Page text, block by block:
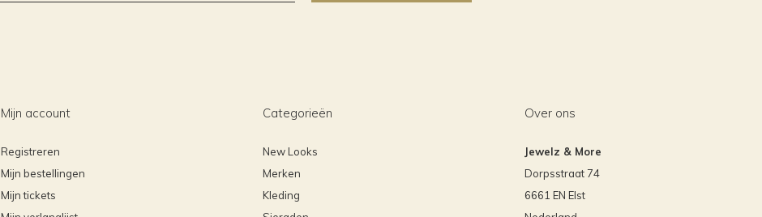
Mijn account
Registreren
Mijn bestellingen
Mijn tickets
Categorieën
New Looks
Merken
Kleding
Over ons
Jewelz & More
Dorpsstraat 74
6661 EN Elst